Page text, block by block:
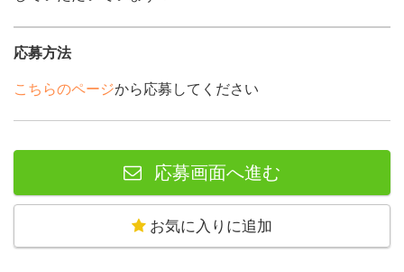
応募方法
こちらのページから応募してください
応募画面へ進む
お気に入りに追加